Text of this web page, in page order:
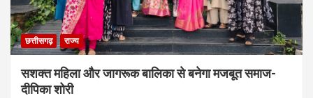
छत्तीसगढ़ राज्य
सशक्त महिला और जागरूक बालिका से बनेगा मजबूत समाज-
दीपिका शोरी